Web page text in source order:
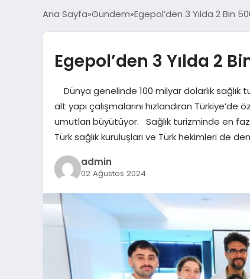
Ana Sayfa Gündem Egepol’den 3 Yılda 2 Bin
Egepol’den 3 Yılda 2
Dünya genelinde 100 milyar dolarlık sağlık
alt yapı çalışmalarını hızlandıran
umutları büyütüyor. Sağlık turizminde en
Türk sağlık kuruluşları ve Türk hekimleri de
admin
02 Ağustos 2024